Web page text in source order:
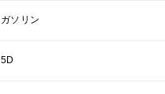
ガソリン
5D